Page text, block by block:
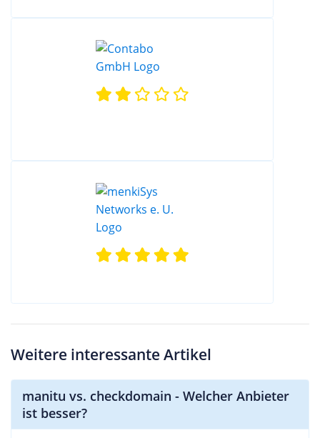
Weitere interessante Artikel
manitu vs. checkdomain - Welcher Anbieter
ist besser?